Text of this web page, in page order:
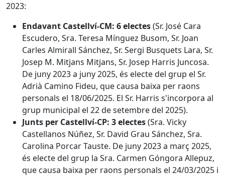
2023:
Endavant Castellví-CM: 6 electes(Sr. José Cara
Escudero, Sra. Teresa Mínguez Busom, Sr. Joan
Carles Almirall Sánchez, Sr. Sergi Busquets Lara, Sr.
Josep M. Mitjans Mitjans, Sr. Josep Harris Juncosa.
De juny 2023 a juny 2025, és electe del grup el Sr.
Adrià Camino Fideu, que causa baixa per raons
personals el 18/06/2025. El Sr. Harris s'incorpora al
grup municipal el 22 de setembre del 2025).
Junts per Castellví-CP: 3 electes(Sra. Vicky
Castellanos Núñez, Sr. David Grau Sánchez, Sra.
Carolina Porcar Tauste. De juny 2023 a març 2025,
és electe del grup la Sra. Carmen Góngora Allepuz,
que causa baixa per raons personals el 24/03/2025 i